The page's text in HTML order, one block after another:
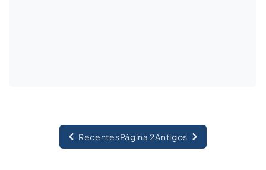
RecentesPágina 2Antigos